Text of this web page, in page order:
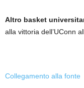
Altro basket
alla vittoria dell’UConn
Collegamento alla fonte